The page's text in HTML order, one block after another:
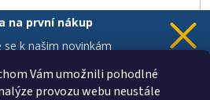
Vám umožnili pohodlné
provozu webu neustále
na první nákup
se k našim novinkám